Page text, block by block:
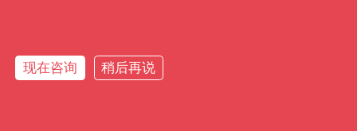
现在咨询 稍后再说